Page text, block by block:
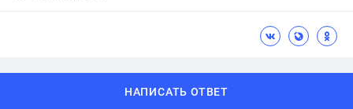
НАПИСАТЬ ОТВЕТ